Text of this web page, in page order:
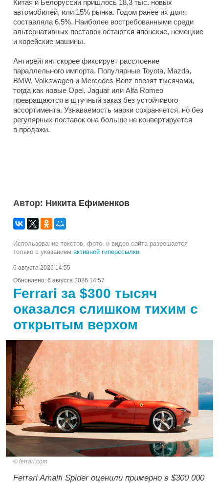
Китая и Белоруссии пришлось 18,3 тыс. новых
автомобилей, или 15% рынка. Годом ранее их доля
составляла 6,5%. Наиболее востребованными среди
альтернативных поставок остаются японские, немецкие
и корейские машины.
Антирейтинг скорее фиксирует расслоение
параллельного импорта. Популярные Toyota, Mazda,
BMW, Volkswagen и Mercedes-Benz ввозят тысячами,
тогда как новые Opel, Jaguar или Alfa Romeo
превращаются в штучный заказ без устойчивого
ассортимента. Узнаваемость марки сохраняется, но без
регулярных поставок она больше не конвертируется
в продажи.
Автор: Никита Ефименков
Использование текстов, фото- и видео сайта разрешается
только с указанием активной гиперссылки
6 августа 2026 14:55
Обновлено: 6 августа 2026 14:57
Ferrari за $300 тысяч
оказался слишком тихим с
открытым верхом
ferrari.com
Ferrari Amalfi Spider оценили примерно в $300 000